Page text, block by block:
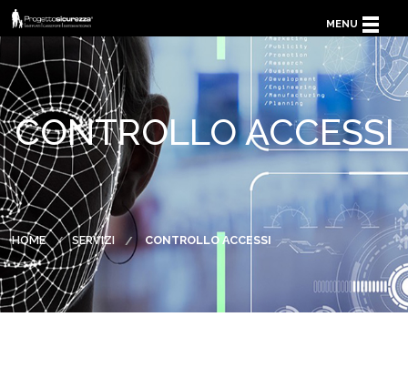
MENU
HOME
CHI SIAMO
SERVIZI
PARTNER
CONTATTACI
CONTROLLO ACCESSI
HOME SERVIZI CONTROLLO ACCESSI